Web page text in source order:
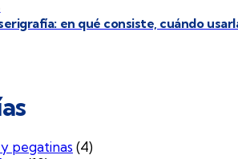
en qué consiste, cuándo
pegatinas (4)